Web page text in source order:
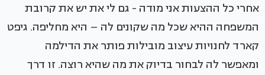
אחרי כל ההצעות אני מודה - גם לי את יש את קרובת
המשפחה ההיא שכל מה שקונים לה – היא מחליפה. גיפט
קארד לחנויות עיצוב מובילות פותר את הדילמה
ומאפשר לה לבחור בדיוק את מה שהיא רוצה. זו דרך